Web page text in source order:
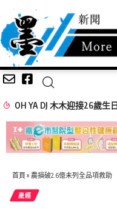
首頁 » 農損破2.6億未列全品項救
產經